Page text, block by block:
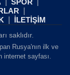
SPOR
İLETİŞİM
saklıdır.
Rusya'nın ilk ve
internet sayfası.